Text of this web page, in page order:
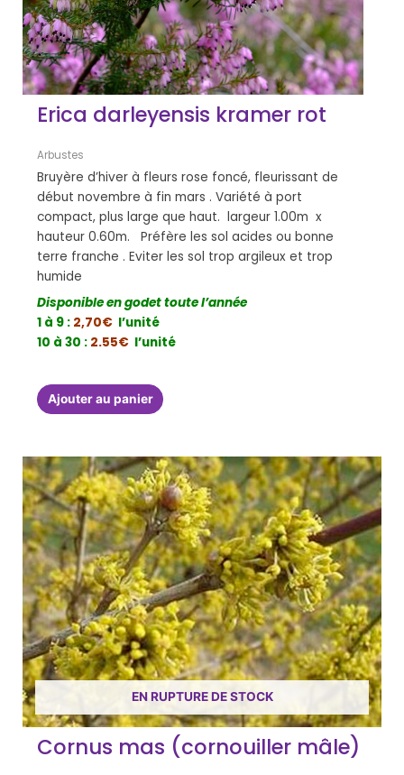
Erica darleyensis kramer rot
Arbustes
Bruyère d’hiver à fleurs rose foncé, fleurissant de
début novembre à fin mars . Variété à port
compact, plus large que haut. largeur 1.00m x
hauteur 0.60m. Préfère les sol acides ou bonne
terre franche . Eviter les sol trop argileux et trop
humide
Disponible en godet toute l’année
1 à 9 : 2,70€ l’unité
10 à 30 : 2.55€ l’unité
Ajouter au panier
EN RUPTURE DE STOCK
Cornus mas (cornouiller mâle)